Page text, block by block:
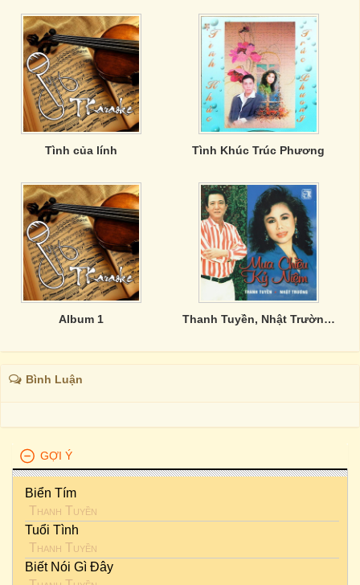
Tình của lính Tình Khúc Trúc Phương
Album 1 Thanh Tuyền, Nhật Trường - Mưa Chiều Kỷ Niệm
Bình Luận
GỢI Ý
Biển Tím
Thanh Tuyền
Tuổi Tình
Thanh Tuyền
Biết Nói Gì Đây